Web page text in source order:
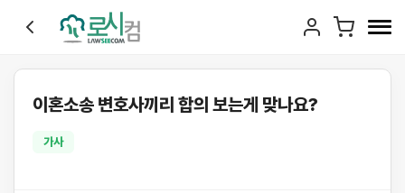
이혼소송 변호사끼리 합의 보는게 맞나요?
가사